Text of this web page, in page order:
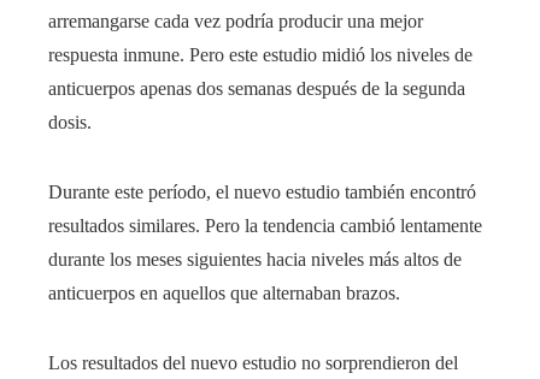
arremangarse cada vez podría producir una mejor
respuesta inmune. Pero este estudio midió los niveles de
anticuerpos apenas dos semanas después de la segunda
dosis.
Durante este período, el nuevo estudio también encontró
resultados similares. Pero la tendencia cambió lentamente
durante los meses siguientes hacia niveles más altos de
anticuerpos en aquellos que alternaban brazos.
Los resultados del nuevo estudio no sorprendieron del